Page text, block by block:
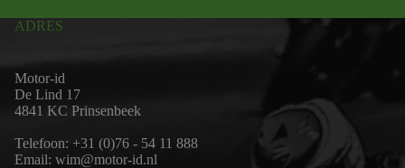
ADRES
Motor-id
De Lind 17
4841 KC Prinsenbeek
Telefoon: +31 (0)76 - 54 11 888
Email: wim@motor-id.nl